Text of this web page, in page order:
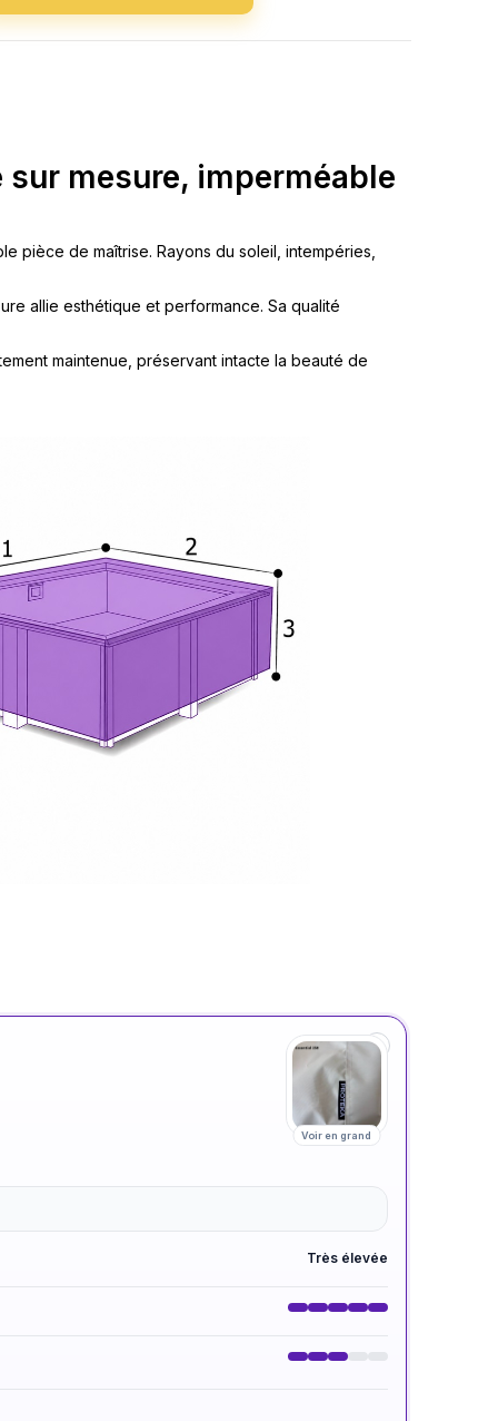
mesure, imperméable
pièce de maîtrise. Rayons du soleil, intempéries,
allie esthétique et performance. Sa qualité
maintenue, préservant intacte la beauté de
Voir en grand
Très élevée